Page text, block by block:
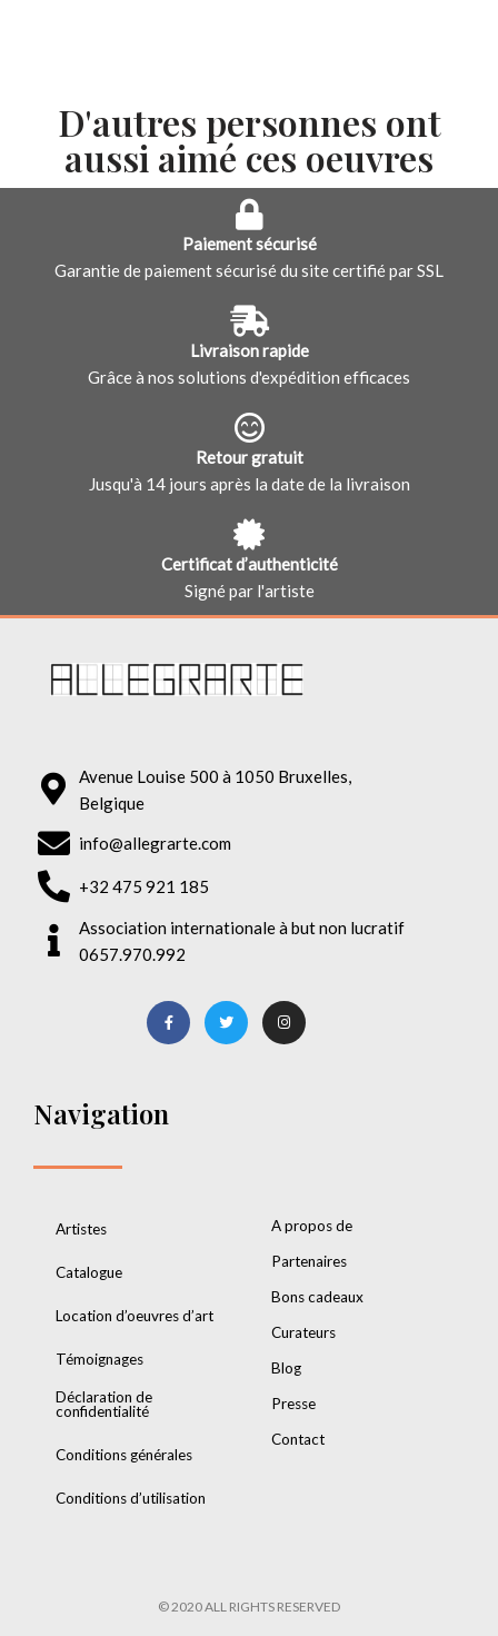
D'autres personnes ont
aussi aimé ces oeuvres
Paiement sécurisé
Garantie de paiement sécurisé du site certifié par SSL
Livraison rapide
Grâce à nos solutions d'expédition efficaces
Retour gratuit
Jusqu'à 14 jours après la date de la livraison
Certificat d’authenticité
Signé par l'artiste
Avenue Louise 500 à 1050 Bruxelles,
Belgique
info@allegrarte.com
+32 475 921 185
Association internationale à but non lucratif
0657.970.992
Navigation
Artistes
Catalogue
Location d’oeuvres d’art
Témoignages
Déclaration de
confidentialité
Conditions générales
Conditions d’utilisation
A propos de
Partenaires
Bons cadeaux
Curateurs
Blog
Presse
Contact
© 2020 ALL RIGHTS RESERVED